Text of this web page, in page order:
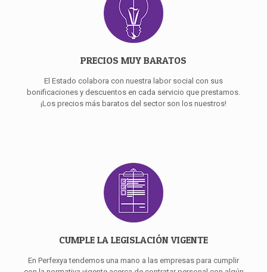
PRECIOS MUY BARATOS
El Estado colabora con nuestra labor social con sus
bonificaciones y descuentos en cada servicio que prestamos.
¡Los precios más baratos del sector son los nuestros!
CUMPLE LA LEGISLACIÓN VIGENTE
En Perfexya tendemos una mano a las empresas para cumplir